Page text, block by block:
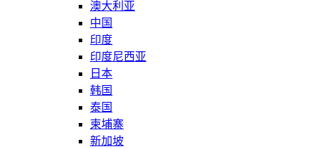
澳大利亚
中国
印度
印度尼西亚
日本
韩国
泰国
柬埔寨
新加坡